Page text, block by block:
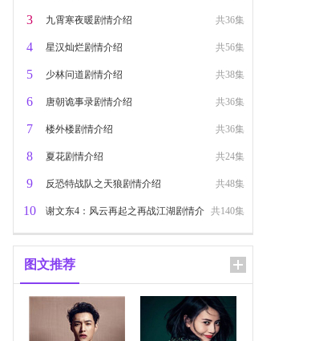
3 共36集
九霄寒夜暖剧情介绍
4 共56集
星汉灿烂剧情介绍
5 共38集
少林问道剧情介绍
6 共36集
唐朝诡事录剧情介绍
7 共36集
楼外楼剧情介绍
8 共24集
夏花剧情介绍
9 共48集
反恐特战队之天狼剧情介绍
10 共140集
谢文东4：风云再起之再战江湖剧情介
绍
图文推荐